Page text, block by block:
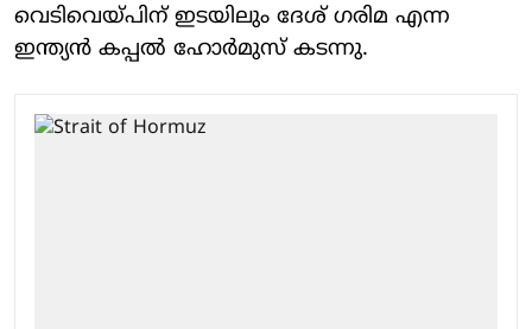
വെടിവെയ്പിന് ഇടയിലും ദേശ് ഗരിമ എന്ന
ഇന്ത്യന്‍ കപ്പല്‍ ഹോര്‍മുസ് കടന്നു.